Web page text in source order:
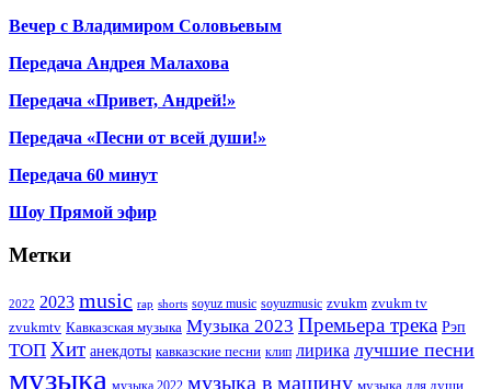
Вечер с Владимиром Соловьевым
Передача Андрея Малахова
Передача «Привет, Андрей!»
Передача «Песни от всей души!»
Передача 60 минут
Шоу Прямой эфир
Метки
2022 2023 music rap shorts soyuz music soyuzmusic zvukm zvukm tv
zvukmtv Кавказская музыка Музыка 2023 Премьера трека Рэп
ТОП Хит анекдоты кавказские песни клип лирика лучшие песни
музыка музыка 2022 музыка в машину музыка для души